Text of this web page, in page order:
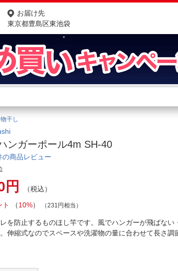
お届け先
東京都豊島区東池袋
をさがす
キングからさがす
ゴリ一覧からさがす
様サポート
用ガイド
ある質問・お問合せ
物干し
ンガーポール4m SH-40
の商品レビュー
円
（税込）
ト （10%） （231円相当）
を防止するものほし竿です。風でハンガーが飛ばない
伸縮式なのでスペースや洗濯物の量に合わせて長さ調